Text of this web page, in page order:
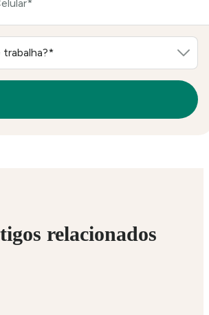
relacionados